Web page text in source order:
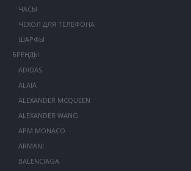
ЧАСЫ
ЧЕХОЛ ДЛЯ ТЕЛЕФОНА
ШАРФЫ
БРЕНДЫ
ADIDAS
ALAIA
ALEXANDER MCQUEEN
ALEXANDER WANG
APM MONACO
ARMANI
BALENCIAGA